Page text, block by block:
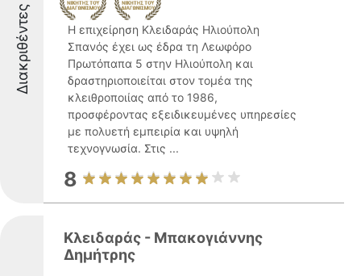
Διακριθέντες
Η επιχείρηση Κλειδαράς Ηλιούπολη
Σπανός έχει ως έδρα τη Λεωφόρο
Πρωτόπαπα 5 στην Ηλιούπολη και
δραστηριοποιείται στον τομέα της
κλειθροποιίας από το 1986,
προσφέροντας εξειδικευμένες υπηρεσίες
με πολυετή εμπειρία και υψηλή
τεχνογνωσία. Στις ...
8
Κλειδαράς - Μπακογιάννης
Δημήτρης